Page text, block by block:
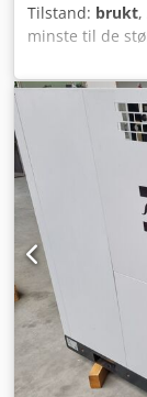
Tilstand: brukt,
minste til de
utvalg av Atlas
effektnivåer og
store
søker
utvalg av
levering Ta
kompressorene